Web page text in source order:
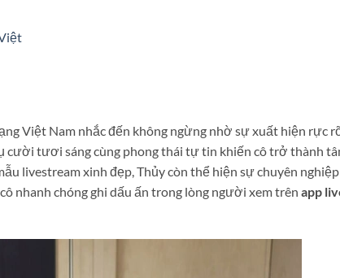
Việt Nam nhắc đến không ngừng nhờ sự xuất hiện rực
cười tươi sáng cùng phong thái tự tin khiến cô trở thành
livestream xinh đẹp, Thủy còn thể hiện sự chuyên nghiệp
nhanh chóng ghi dấu ấn trong lòng người xem trên app